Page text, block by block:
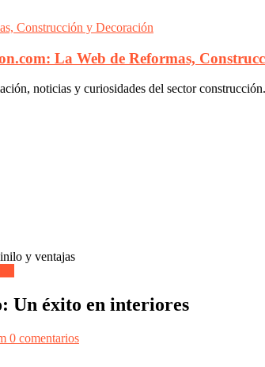
La Web de Reformas,
noticias y curiosidades del sector construcción.
Un éxito en interiores
0 comentarios